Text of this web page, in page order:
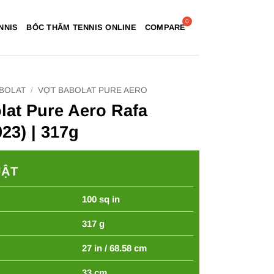
BỐC THĂM TENNIS ONLINE COMPARE
/ VỢT BABOLAT PURE AERO
Pure Aero Rafa
| 317g
100 sq in
317 g
27 in / 68.58 cm